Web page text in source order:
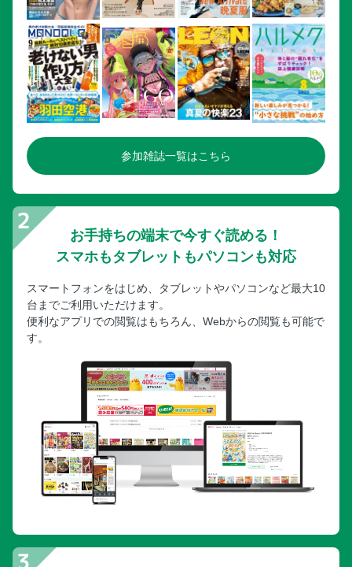
参加雑誌一覧はこちら
お手持ちの端末で今すぐ読める！
スマホもタブレットもパソコンも対応
スマートフォンをはじめ、タブレットやパソコンなど最大10
台までご利用いただけます。
便利なアプリでの閲覧はもちろん、Webからの閲覧も可能で
す。